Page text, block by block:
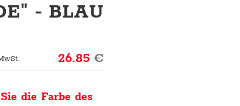
- BLAU
26.85€
die Farbe des